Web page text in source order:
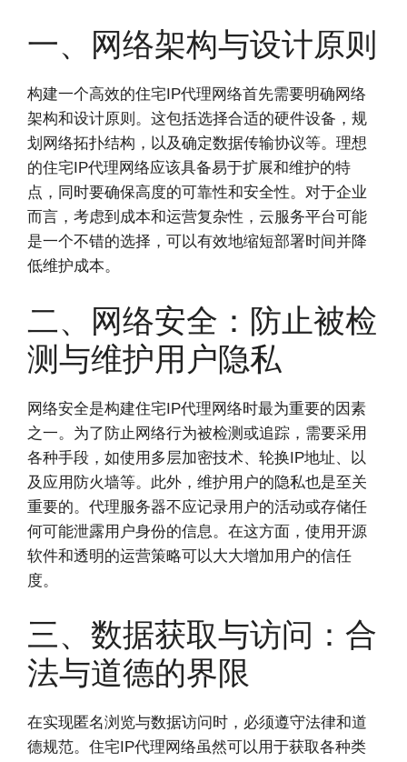
一、网络架构与设计原则
构建一个高效的住宅IP代理网络首先需要明确网络
架构和设计原则。这包括选择合适的硬件设备，规
划网络拓扑结构，以及确定数据传输协议等。理想
的住宅IP代理网络应该具备易于扩展和维护的特
点，同时要确保高度的可靠性和安全性。对于企业
而言，考虑到成本和运营复杂性，云服务平台可能
是一个不错的选择，可以有效地缩短部署时间并降
低维护成本。
二、网络安全：防止被检
测与维护用户隐私
网络安全是构建住宅IP代理网络时最为重要的因素
之一。为了防止网络行为被检测或追踪，需要采用
各种手段，如使用多层加密技术、轮换IP地址、以
及应用防火墙等。此外，维护用户的隐私也是至关
重要的。代理服务器不应记录用户的活动或存储任
何可能泄露用户身份的信息。在这方面，使用开源
软件和透明的运营策略可以大大增加用户的信任
度。
三、数据获取与访问：合
法与道德的界限
在实现匿名浏览与数据访问时，必须遵守法律和道
德规范。住宅IP代理网络虽然可以用于获取各种类